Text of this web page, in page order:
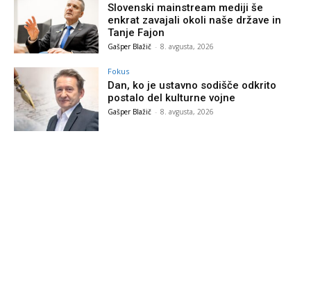
Slovenski mainstream mediji še
enkrat zavajali okoli naše države in
Tanje Fajon
Gašper Blažič - 8. avgusta, 2026
Fokus
Dan, ko je ustavno sodišče odkrito
postalo del kulturne vojne
Gašper Blažič - 8. avgusta, 2026